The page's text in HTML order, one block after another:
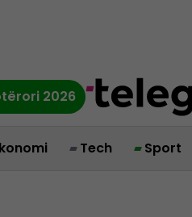
2026
Tech Sport